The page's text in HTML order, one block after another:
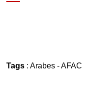
Tags: Arabes-AFAC